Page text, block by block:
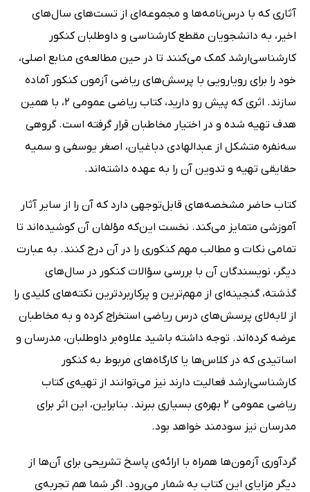
آثاری که با درس‌نامه‌ها و مجموعه‌ای از تست‌های سال‌های
اخیر، به دانشجویان مقطع کارشناسی و داوطلبان کنکور
کارشناسی‌ارشد کمک می‌کنند تا در حین مطالعه‌ی منابع اصلی،
خود را برای رویارویی با پرسش‌های ریاضی آزمون کنکور آماده
سازند. اثری که پیش رو دارید، کتاب ریاضی عمومی 2، با همین
هدف تهیه شده و در اختیار مخاطبان قرار گرفته است. گروهی
سه‌نفره متشکل از عبدالهادی دباغیان، اصغر یوسفی و سمیه
حقایقی تهیه و تدوین آن را به عهده داشته‌اند.
کتاب حاضر مشخصه‌های قابل‌توجهی دارد که آن را از سایر آثار
آموزشی متمایز می‌کند. نخست این‌که مؤلفان آن کوشیده‌اند تا
تمامی نکات و مطالب مهم کنکوری را در آن درج کنند. به‌ عبارت
دیگر، نویسندگان آن با بررسی سؤالات کنکور در سال‌های
گذشته، گنجینه‌ای از مهم‌ترین و پرکاربردترین نکته‌های کلیدی را
از لابه‌لای پرسش‌های درس ریاضی استخراج کرده و به مخاطبان
عرضه کرده‌اند. توجه داشته باشید علاوه‌بر داوطلبان، مدرسان و
اساتیدی که در کلاس‌ها یا کارگاه‌های مربوط به کنکور
کارشناسی‌ارشد فعالیت دارند نیز می‌توانند از تهیه‌ی کتاب
ریاضی عمومی 2 بهره‌‌ی بسیاری ببرند. بنابراین، این اثر برای
مدرسان نیز سودمند خواهد بود.
گردآوری آزمون‌ها همراه با ارائه‌ی پاسخ تشریحی برای آن‌ها از
دیگر مزایای این کتاب به شمار می‌رود. اگر شما هم تجربه‌ی